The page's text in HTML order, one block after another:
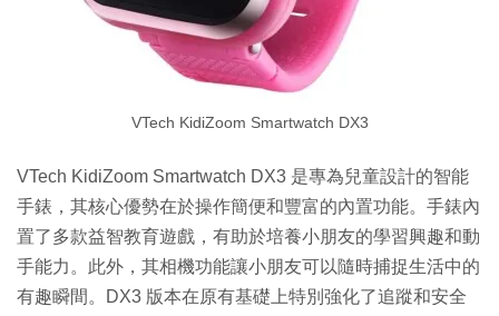
VTech KidiZoom Smartwatch DX3
VTech KidiZoom Smartwatch DX3 是專為兒童設計的智能
手錶，其核心優勢在於操作簡便和豐富的內置功能。手錶內
置了多款益智教育遊戲，有助於培養小朋友的學習興趣和動
手能力。此外，其相機功能讓小朋友可以隨時捕捉生活中的
有趣瞬間。DX3 版本在原有基礎上特別強化了追蹤和安全